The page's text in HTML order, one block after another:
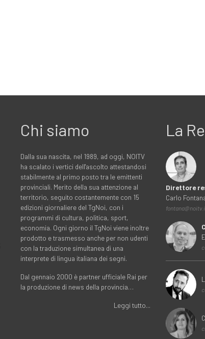
Chi siamo
Dalla sua nascita, nel 1989, ad oggi, NOITV
ha scalato i vertici dell'ascolto attestandosi
stabilmente al primo posto tra le emittenti
provinciali. Merito della sua attenzione al
territorio, seguito costantemente con 15
edizioni giornaliere del TgNoi, con i
programmi di cultura, politica, sport,
economia. Ogni giorno il TgNoi viene inoltre
prodotto e trasmesso anche per non udenti
con la traduzione simultanea di una
interprete di lingua italiana dei segni.
Dal gennaio 2000 è partner ufficiale Rai per
la produzione di news della provincia…
Leggi tutto...
La
Direttore
Carlo